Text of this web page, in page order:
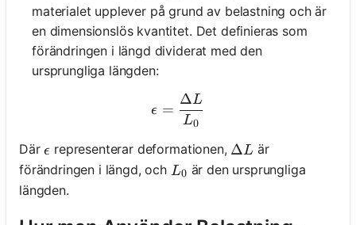
materialet upplever på grund av belastning och är
en dimensionslös kvantitet. Det definieras som
förändringen i längd dividerat med den
ursprungliga längden:
\epsilon = \frac{\Delta
ϵ =
L0
ΔL
Där\epsilon
ϵ representerar deformationen, \Delta L
ΔL är
förändringen i längd, och L_0
L0 är den ursprungliga
längden.